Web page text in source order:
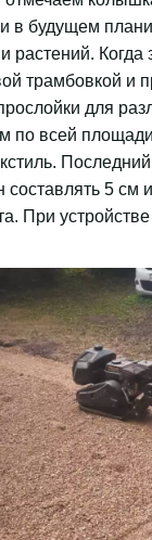
будущем
растений.
трамбовкой и
для
по всей
5
При